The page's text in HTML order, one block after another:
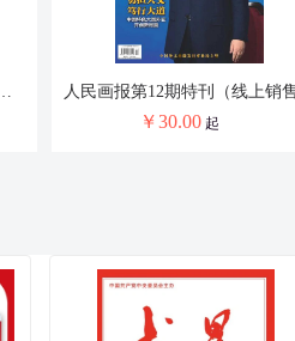
环球银幕.完全电影130年
￥68.00起